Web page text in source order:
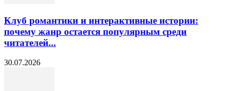
Клуб романтики и интерактивные истории:
почему жанр остается популярным среди
читателей...
30.07.2026